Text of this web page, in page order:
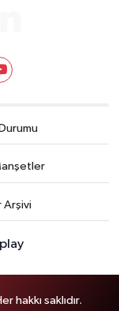
Arşivi
hakkı saklıdır.